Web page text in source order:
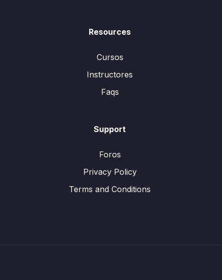
Resources
Cursos
Instructores
Faqs
Support
Foros
Privacy Policy
Terms and Conditions